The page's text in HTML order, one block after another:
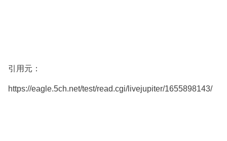
引用元：
https://eagle.5ch.net/test/read.cgi/livejupiter/1655898143/